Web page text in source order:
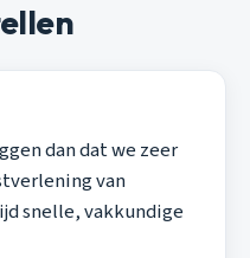
dan dat we zeer
van
snelle, vakkundige